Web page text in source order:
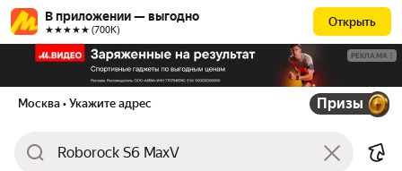
В приложении — выгодно
★★★★★ (700К)
Открыть
РЕКЛАМА
Москва • Укажите адрес Призы